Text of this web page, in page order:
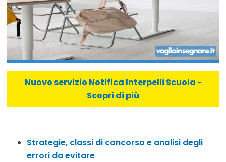
Nuovo servizio Notifica Interpelli Scuola -
Scopri di più
Strategie, classi di concorso e analisi degli
errori da evitare